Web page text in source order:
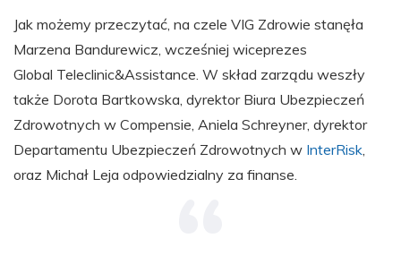
Jak możemy przeczytać, na czele VIG Zdrowie stanęła
Marzena Bandurewicz, wcześniej wiceprezes
Global Teleclinic&Assistance. W skład zarządu weszły
także Dorota Bartkowska, dyrektor Biura Ubezpieczeń
Zdrowotnych w Compensie, Aniela Schreyner, dyrektor
Departamentu Ubezpieczeń Zdrowotnych w InterRisk
oraz Michał Leja odpowiedzialny za finanse.